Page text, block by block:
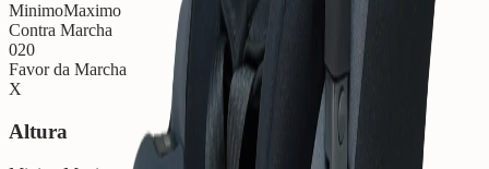
MinimoMaximo
Contra Marcha
020
Favor da Marcha
X
Altura